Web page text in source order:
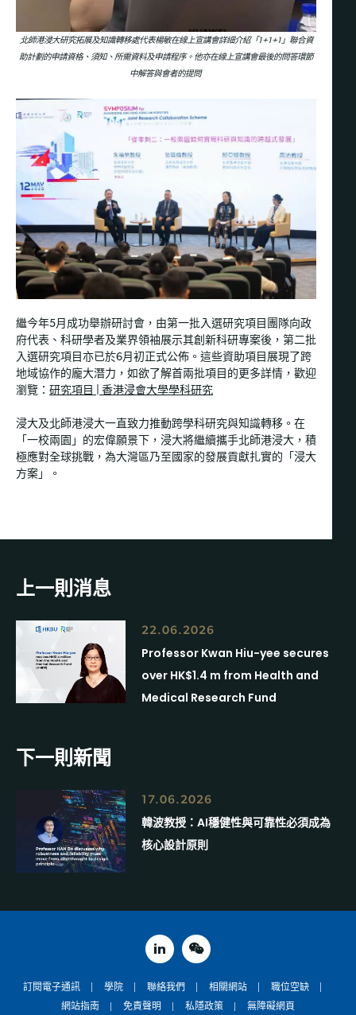
北師港浸大研究拓展及知識轉移處代表楊敏在線上宣講會詳細介紹「1+1+1」聯合資
助計劃的申請資格、須知、所需資料及申請程序。他亦在線上宣講會最後的問答環節
中解答與會者的提問
繼今年5月成功舉辦研討會，由第一批入選研究項目團隊向政
府代表、科研學者及業界領袖展示其創新科研專案後，第二批
入選研究項目亦已於6月初正式公佈。這些資助項目展現了跨
地域協作的龐大潛力，如欲了解首兩批項目的更多詳情，歡迎
瀏覽： 研究項目 | 香港浸會大學學科研究
浸大及北師港浸大一直致力推動跨學科研究與知識轉移。在
「一校兩園」的宏偉願景下，浸大將繼續攜手北師港浸大，積
極應對全球挑戰，為大灣區乃至國家的發展貢獻扎實的「浸大
方案」。
上一則消息
22.06.2026
Professor Kwan Hiu-yee secures
over HK$1.4 m from Health and
Medical Research Fund
下一則新聞
17.06.2026
韓波教授：AI穩健性與可靠性必須成為
核心設計原則
訂閱電子通訊 學院 聯絡我們 相關網站
職位空缺
網站指南
免責聲明 私隱政策 無障礙網頁
linked inweixin